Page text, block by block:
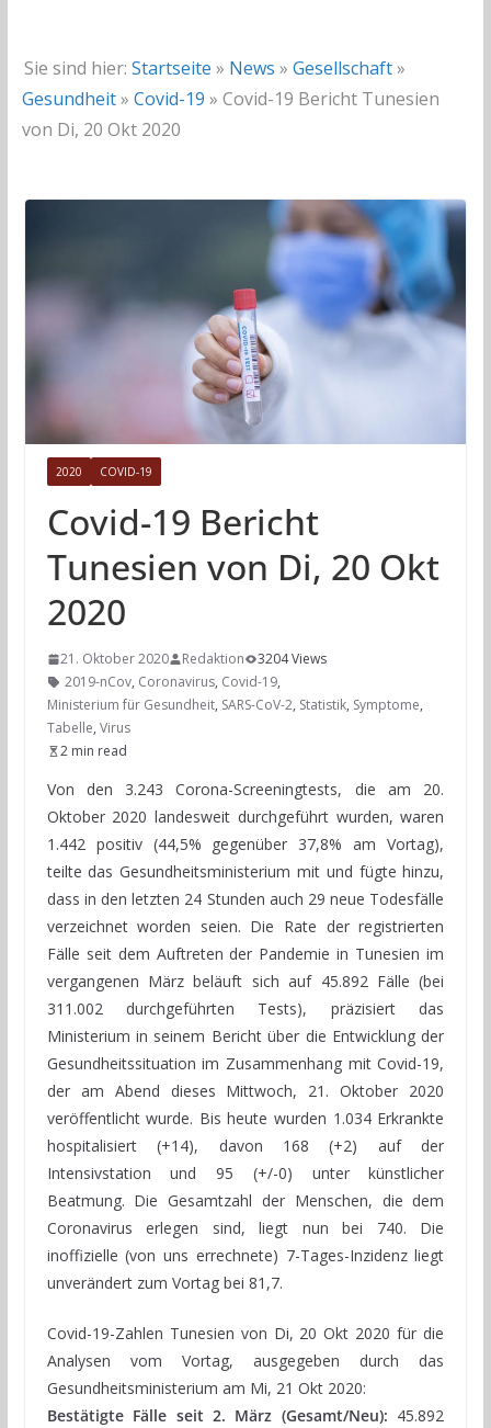
Sie sind hier: Startseite » News » Gesellschaft»
Gesundheit» Covid-19 » Covid-19 Bericht Tunesien
von Di, 20 Okt 2020
2020 COVID-19
Covid-19 Bericht
Tunesien von Di, 20 Okt
2020
21. Oktober 2020 Redaktion
3204 Views
2019-nCov, Coronavirus, Covid-19,
Ministerium für Gesundheit, SARS-CoV-2, Statistik, Symptome,
Tabelle, Virus
2 min read
Von den 3.243 Corona-Screeningtests, die am 20.
Oktober 2020 landesweit durchgeführt wurden, waren
1.442 positiv (44,5% gegenüber 37,8% am Vortag),
teilte das Gesundheitsministerium mit und fügte hinzu,
dass in den letzten 24 Stunden auch 29 neue Todesfälle
verzeichnet worden seien. Die Rate der registrierten
Fälle seit dem Auftreten der Pandemie in Tunesien im
vergangenen März beläuft sich auf 45.892 Fälle (bei
311.002 durchgeführten Tests), präzisiert das
Ministerium in seinem Bericht über die Entwicklung der
Gesundheitssituation im Zusammenhang mit Covid-19,
der am Abend dieses Mittwoch, 21. Oktober 2020
veröffentlicht wurde. Bis heute wurden 1.034 Erkrankte
hospitalisiert (+14), davon 168 (+2) auf der
Intensivstation und 95 (+/-0) unter künstlicher
Beatmung. Die Gesamtzahl der Menschen, die dem
Coronavirus erlegen sind, liegt nun bei 740. Die
inoffizielle (von uns errechnete) 7-Tages-Inzidenz liegt
unverändert zum Vortag bei 81,7.
Covid-19-Zahlen Tunesien von Di, 20 Okt 2020 für die
Analysen vom Vortag, ausgegeben durch das
Gesundheitsministerium am Mi, 21 Okt 2020:
Bestätigte Fälle seit 2. März (Gesamt/Neu): 45.892